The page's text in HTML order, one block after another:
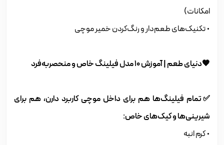
امکانات)
• تکنیک‌های طعم‌دار و رنگ‌کردن خمیر موچی
🧡دنیای طعم | آموزش 10 مدل فیلینگ خاص و منحصربه‌فرد
✅تمام فیلینگ‌ها هم برای داخل موچی کاربرد دارن، هم برای
شیرینی‌ها و کیک‌های خاص:
• کرم انبه